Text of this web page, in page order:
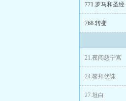
771.罗马和圣经
768.转变
21.夜闯慈宁宫
24.鳌拜伏诛
27.坦白